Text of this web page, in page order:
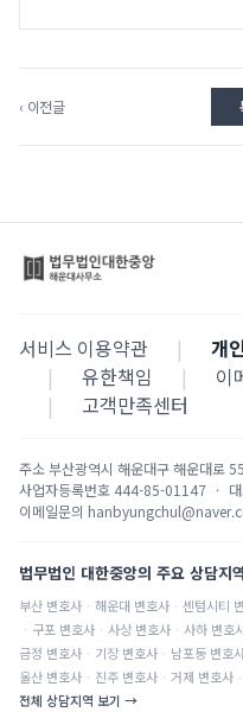
‹ 이전글
서비스 이용약관 | 개
|
유한책임 |
이
|
고객만족센터
주소부산광역시 해운대구 해운대로
사업자등록번호 444-85-01147 ·
이메일문의
법무법인 대한중앙의 주요 상담지역
부산 변호사 · 해운대 변호사 · 센텀시티
· 구포 변호사 · 사상 변호사 · 사하 변호
금정 변호사 · 기장 변호사 · 남포동 변호
울산 변호사 · 진주 변호사 · 거제 변호사 ·
전체 상담지역 보기 →